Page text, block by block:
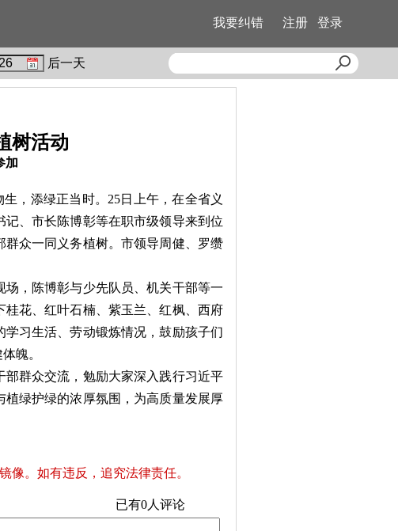
我要纠错 注册 登录
后一天
树活动
加
，添绿正当时。25日上午，在全省义
、市长陈博彰等在职市级领导来到位
众一同义务植树。市领导周健、罗缵
，陈博彰与少先队员、机关干部等一
花、红叶石楠、紫玉兰、红枫、西府
习生活、劳动锻炼情况，鼓励孩子们
魄。
群众交流，勉励大家深入践行习近平
绿护绿的浓厚氛围，为高质量发展厚
像。如有违反，追究法律责任。
已有0人评论